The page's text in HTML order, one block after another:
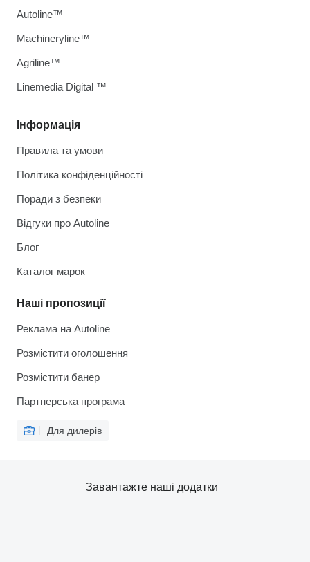
Інформація
Правила та умови
Політика конфіденційності
Поради з безпеки
Відгуки про Autoline
Блог
Каталог марок
Наші пропозиції
Реклама на Autoline
Розмістити оголошення
Розмістити банер
Партнерська програма
Для дилерів
Autoline™
Machineryline™
Agriline™
Linemedia Digital ™
Завантажте наші додатки